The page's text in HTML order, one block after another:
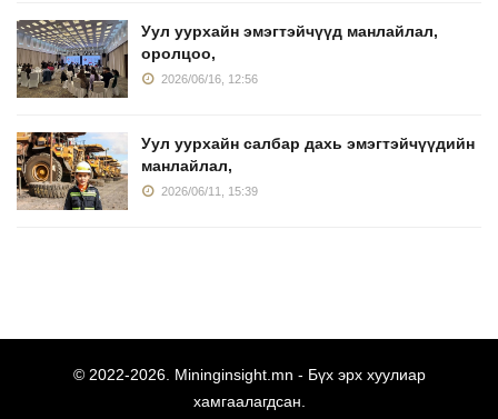
Уул уурхайн эмэгтэйчүүд манлайлал,
оролцоо,
2026/06/16, 12:56
Уул уурхайн салбар дахь эмэгтэйчүүдийн
манлайлал,
2026/06/11, 15:39
© 2022-2026. Mininginsight.mn - Бүх эрх хуулиар
хамгаалагдсан.